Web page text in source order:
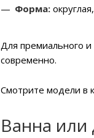
Форма:
Для премиального
современно.
Смотрите модели в
Ванна или